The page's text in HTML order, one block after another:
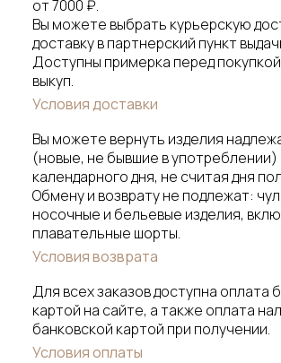
от 7000 ₽.
Вы можете выбрать курьерскую
доставку в партнерский пункт
Доступны примерка перед
выкуп.
Условия доставки
Вы можете вернуть изделия
(новые, не бывшие в употреблении)
календарного дня, не считая дня
Обмену и возврату не подлежат:
носочные и бельевые изделия,
плавательные шорты.
Условия возврата
Для всех заказов доступна оплата
картой на сайте, а также оплата
банковской картой при получении.
Условия оплаты